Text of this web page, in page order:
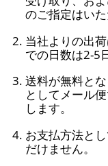
のご指定はいた
当社よりの出
での日数は2-5
送料が無料と
としてメール
します。
お支払方法と
だけません。